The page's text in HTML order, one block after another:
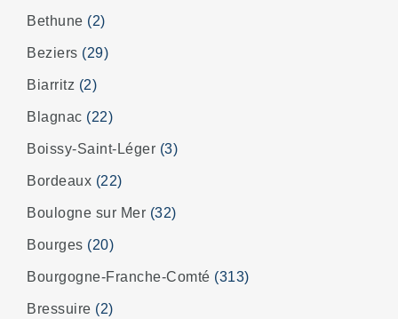
Bethune (2)
Beziers (29)
Biarritz (2)
Blagnac (22)
Boissy-Saint-Léger (3)
Bordeaux (22)
Boulogne sur Mer (32)
Bourges (20)
Bourgogne-Franche-Comté (313)
Bressuire (2)